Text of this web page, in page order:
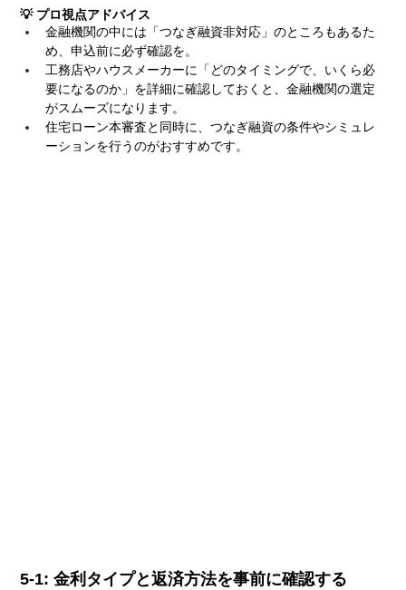
💡 プロ視点アドバイス
金融機関の中には「つなぎ融資非対応」のところもあるた
め、申込前に必ず確認を。
工務店やハウスメーカーに「どのタイミングで、いくら必
要になるのか」を詳細に確認しておくと、金融機関の選定
がスムーズになります。
住宅ローン本審査と同時に、つなぎ融資の条件やシミュレ
ーションを行うのがおすすめです。
5-1: 金利タイプと返済方法を事前に確認する